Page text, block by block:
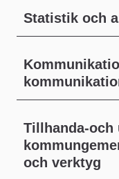
Statistik och
Tillhanda-och
och verktyg